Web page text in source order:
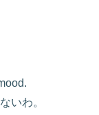
いわ。